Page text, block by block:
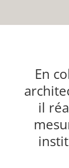
En
il